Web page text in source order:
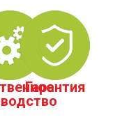
Гарантия